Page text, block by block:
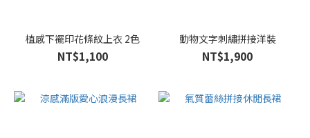
植感下襬印花條紋上衣 2色
NT$1,100
動物文字刺繡拼接洋裝
NT$1,900